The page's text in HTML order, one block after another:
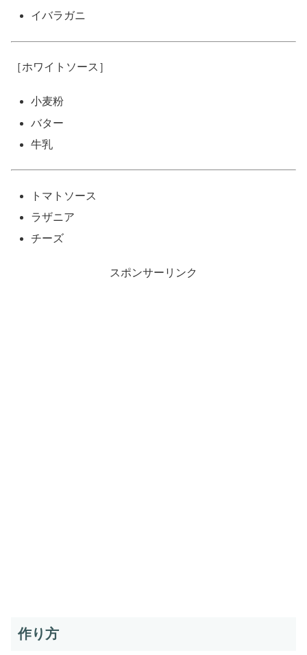
イバラガニ
［ホワイトソース］
小麦粉
バター
牛乳
トマトソース
ラザニア
チーズ
スポンサーリンク
作り方